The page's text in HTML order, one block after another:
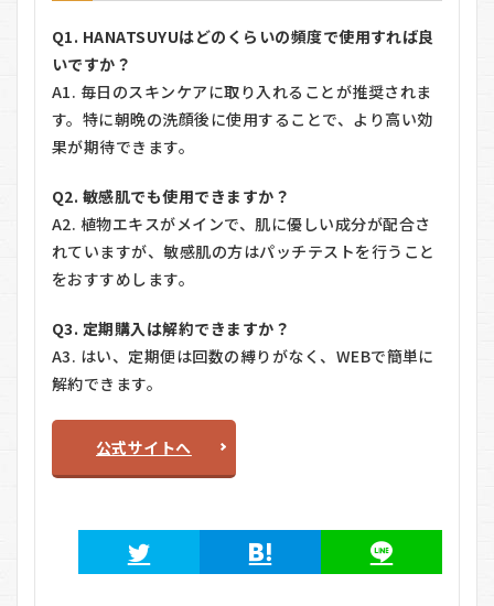
Q1. HANATSUYUはどのくらいの頻度で使用すれば良
いですか？
A1. 毎日のスキンケアに取り入れることが推奨されま
す。特に朝晩の洗顔後に使用することで、より高い効
果が期待できます。
Q2. 敏感肌でも使用できますか？
A2. 植物エキスがメインで、肌に優しい成分が配合さ
れていますが、敏感肌の方はパッチテストを行うこと
をおすすめします。
Q3. 定期購入は解約できますか？
A3. はい、定期便は回数の縛りがなく、WEBで簡単に
解約できます。
公式サイトへ